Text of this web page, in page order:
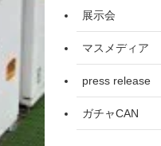
展示会
マスメディア
press release
ガチャCAN